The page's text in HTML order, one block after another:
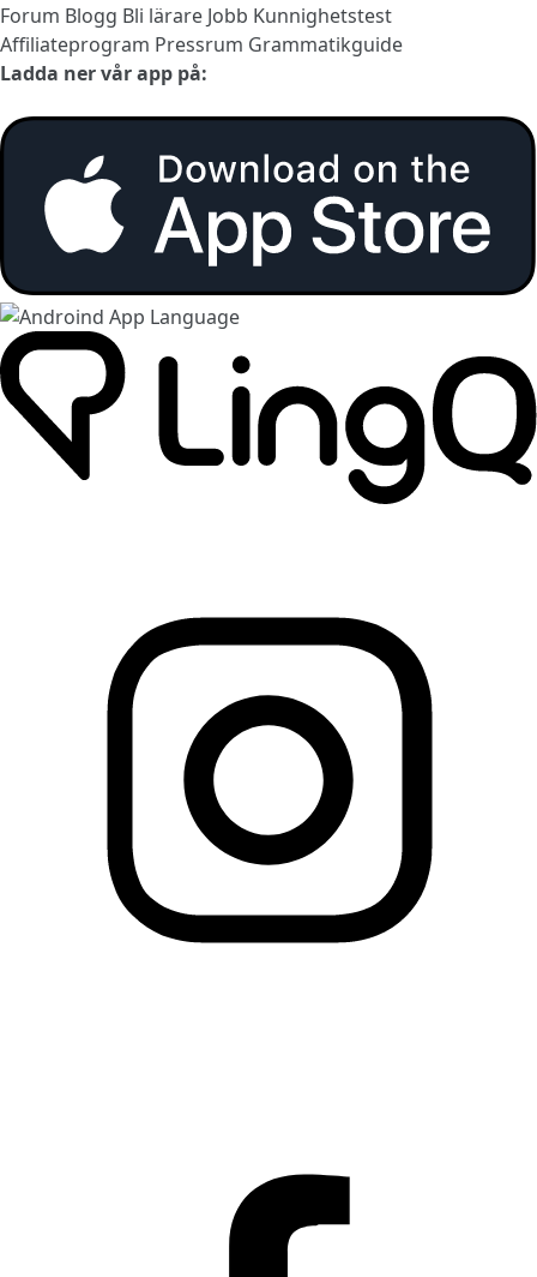
Forum Blogg Bli lärare Jobb Kunnighetstest
Affiliateprogram Pressrum Grammatikguide
Ladda ner vår app på: